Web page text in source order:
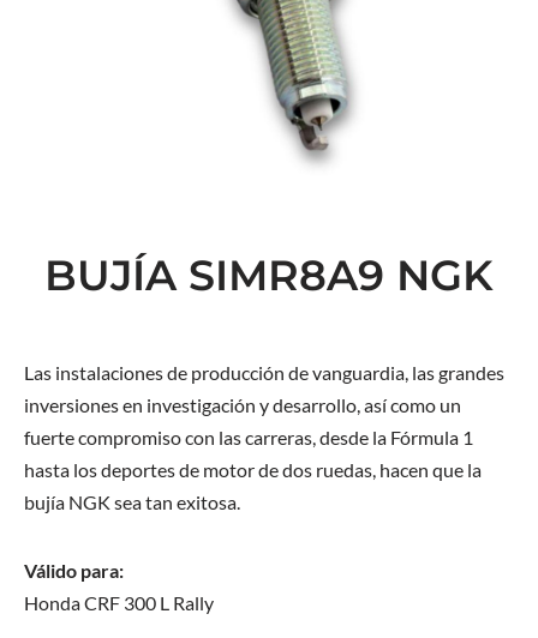
BUJÍA SIMR8A9 NGK
Las instalaciones de producción de vanguardia, las grandes
inversiones en investigación y desarrollo, así como un
fuerte compromiso con las carreras, desde la Fórmula 1
hasta los deportes de motor de dos ruedas, hacen que la
bujía NGK sea tan exitosa.
Válido para:
Honda CRF 300 L Rally